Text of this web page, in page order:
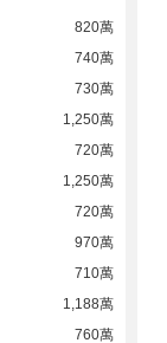
820萬
740萬
730萬
1,250萬
720萬
1,250萬
720萬
970萬
710萬
1,188萬
760萬